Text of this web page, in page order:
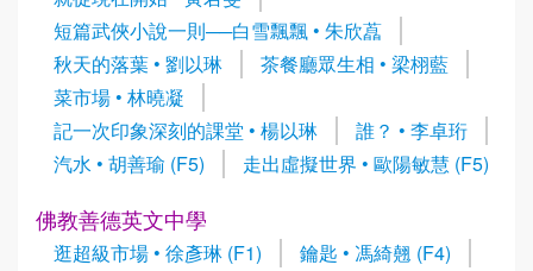
短篇武俠小說一則──白雪飄飄 • 朱欣藠
秋天的落葉 • 劉以琳
茶餐廳眾生相 • 梁栩藍
菜市場 • 林曉凝
記一次印象深刻的課堂 • 楊以琳
誰？ • 李卓珩
汽水 • 胡善瑜 (F5)
走出虛擬世界 • 歐陽敏慧 (F5)
佛教善德英文中學
逛超級市場 • 徐彥琳 (F1)
鑰匙 • 馮綺翹 (F4)